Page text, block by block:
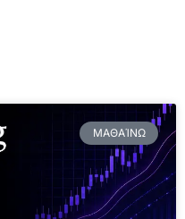
ΜΑΘΑΊΝΩ